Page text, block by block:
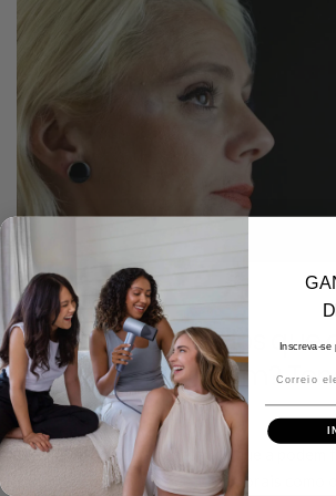
DECEMBER 19 2025
Quais os penteados que
parecer mais jovem?
quentes de 2025
Descubra quais os penteados que a podem
jovem, incluindo opções intemporais como
Inscreva-se